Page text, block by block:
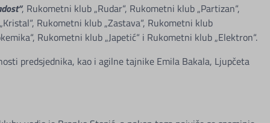
, Rukometni klub „Rudar“, Rukometni klub „Partizan“,
Rukometni klub „Zastava“, Rukometni klub
Rukometni klub „Japetić“ i Rukometni klub „Elektron“.
predsjednika, kao i agilne tajnike Emila Bakala, Ljupčeta